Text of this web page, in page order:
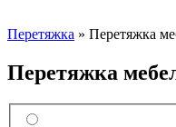
Перетяжка » Перетяжка
Перетяжка